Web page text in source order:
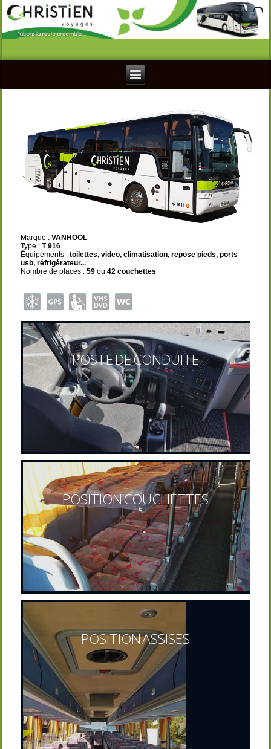
Marque :VANHOOL
Type :T 916
Équipements :toilettes, video, climatisation, repose pieds, ports
usb, réfrigérateur...
Nombre de places :59ou 42 couchettes
POSTE DE CONDUITE
POSITION COUCHETTES
POSITION ASSISES